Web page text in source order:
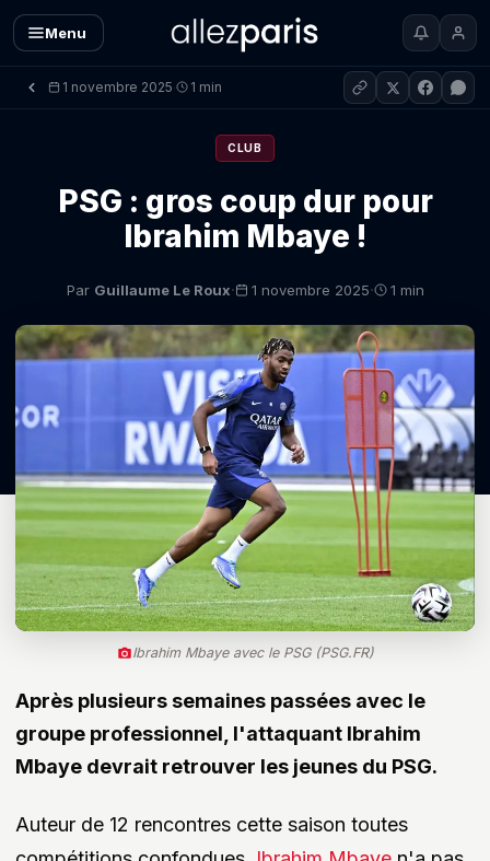
Menu
1 novembre 2025· 1 min
CLUB
PSG : gros coup dur pour
Ibrahim Mbaye !
Par Guillaume Le Roux· 1 novembre 2025· 1 min
Ibrahim Mbaye avec le PSG (PSG.FR)
Après plusieurs semaines passées avec le
groupe professionnel, l'attaquant Ibrahim
Mbaye devrait retrouver les jeunes du PSG.
Auteur de 12 rencontres cette saison toutes